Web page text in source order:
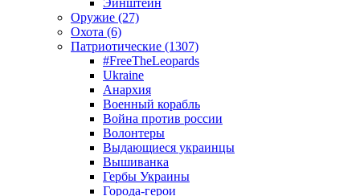
Эйнштейн
Оружие (27)
Охота (6)
Патриотические (1307)
#FreeTheLeopards
Ukraine
Анархия
Военный корабль
Война против россии
Волонтеры
Выдающиеся украинцы
Вышиванка
Гербы Украины
Города-герои